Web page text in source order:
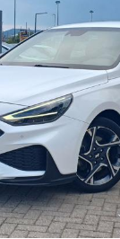
(consigliabile
;